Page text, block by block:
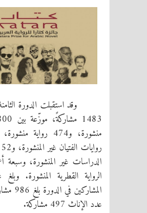
وقد استقبلت الدورة
الدراسات غير المنشورة، وسبعة
الرواية القطرية المنشورة.
عدد الإناث 497 مشاركة.